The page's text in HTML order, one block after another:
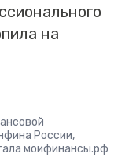
на
России,
моифинансы.рф